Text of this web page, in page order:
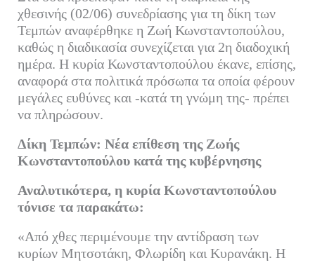
χθεσινής (02/06) συνεδρίασης για τη δίκη των
Τεμπών αναφέρθηκε η Ζωή Κωνσταντοπούλου,
καθώς η διαδικασία συνεχίζεται για 2η διαδοχική
ημέρα. Η κυρία Κωνσταντοπούλου έκανε, επίσης,
αναφορά στα πολιτικά πρόσωπα τα οποία φέρουν
μεγάλες ευθύνες και -κατά τη γνώμη της- πρέπει
να πληρώσουν.
Δίκη Τεμπών: Νέα επίθεση της Ζωής
Κωνσταντοπούλου κατά της κυβέρνησης
Αναλυτικότερα, η κυρία Κωνσταντοπούλου
τόνισε τα παρακάτω:
«Από χθες περιμένουμε την αντίδραση των
κυρίων Μητσοτάκη, Φλωρίδη και Κυρανάκη. Η